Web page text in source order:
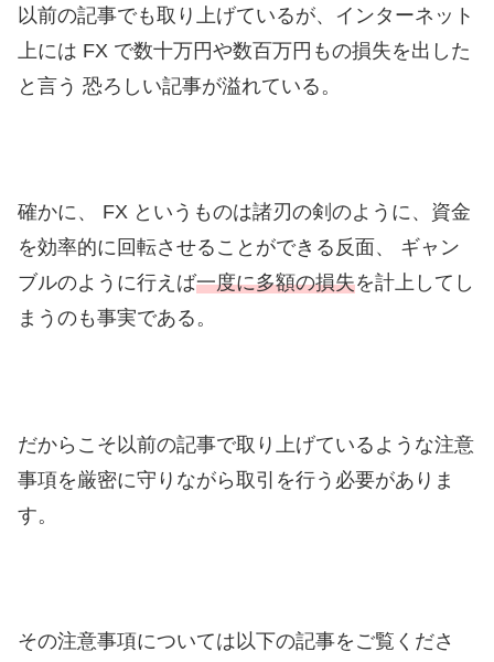
以前の記事でも取り上げているが、インターネット
上には FX で数十万円や数百万円もの損失を出した
と言う 恐ろしい記事が溢れている。
確かに、 FX というものは諸刃の剣のように、資金
を効率的に回転させることができる反面、 ギャン
ブルのように行えば一度に多額の損失を計上してし
まうのも事実である。
だからこそ以前の記事で取り上げているような注意
事項を厳密に守りながら取引を行う必要がありま
す。
その注意事項については以下の記事をご覧くださ